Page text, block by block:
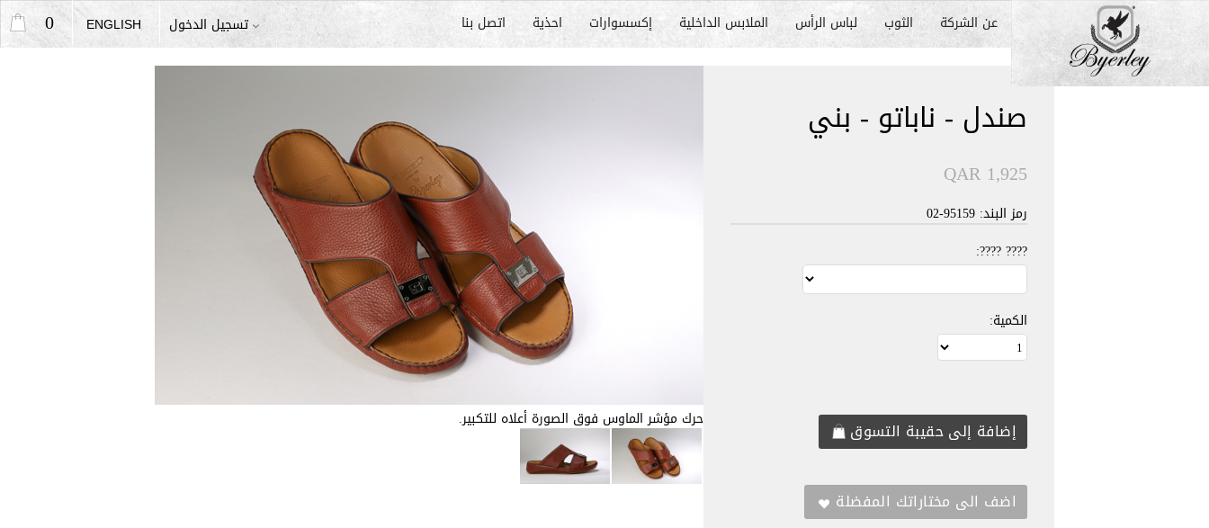
تسجيل الدخول ENGLISH
0 عن الشركة الثوب لباس الرأس الملابس الداخلية إكسسوارات احذية اتصل بنا
حرك مؤشر الماوس فوق الصورة أعلاه للتكبير.
صندل - ناباتو - بني
QAR 1,925
رمز البند: 95159-02
???? ????:
الكمية: